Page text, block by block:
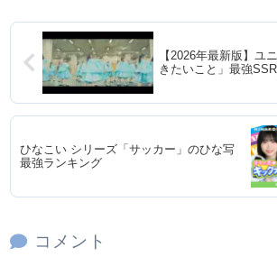
【2026年最新版】ユ
きたいこと」最強
ひなこい シリーズ「サッカー」のひな写
最強ランキング
コメント